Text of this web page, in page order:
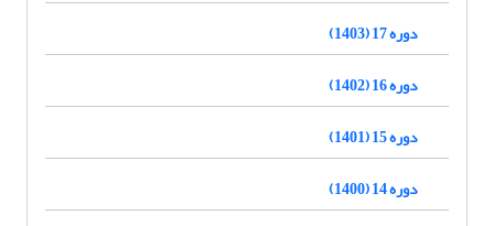
دوره 17 (1403)
دوره 16 (1402)
دوره 15 (1401)
دوره 14 (1400)